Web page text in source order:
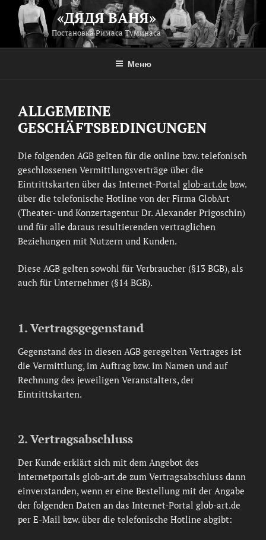
Перейти
содержимому
«ДЯДЯ ВАНЯ»
Постановка Римаса Туминаса
Меню
ALLGEMEINE
GESCHÄFTSBEDINGUNGEN
Die folgenden AGB gelten für die online bzw. telefonisch
geschlossenen Vermittlungsverträge über die
Eintrittskarten über das Internet-Portal glob-art.de bzw.
über die telefonische Hotline von der Firma GlobArt
(Theater- und Konzertagentur Dr. Alexander Prigoschin)
und für alle daraus resultierenden vertraglichen
Beziehungen mit Nutzern und Kunden.
Diese AGB gelten sowohl für Verbraucher (§13 BGB), als
auch für Unternehmer (§14 BGB).
1. Vertragsgegenstand
Gegenstand des in diesen AGB geregelten Vertrages ist
die Vermittlung, im Auftrag bzw. im Namen und auf
Rechnung des jeweiligen Veranstalters, der
Eintrittskarten.
2. Vertragsabschluss
Der Kunde erklärt sich mit dem Angebot des
Internetportals glob-art.de zum Vertragsabschluss dann
einverstanden, wenn er eine Bestellung mit der Angabe
der folgenden Daten an das Internet-Portal glob-art.de
per E-Mail bzw. über die telefonische Hotline abgibt: